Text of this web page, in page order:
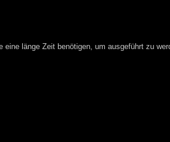
länge Zeit benötigen, um ausgeführt zu